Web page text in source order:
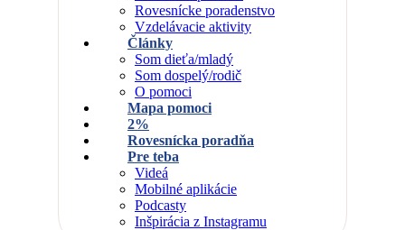
Rovesnícke poradenstvo
Vzdelávacie aktivity
Články
Som dieťa/mladý
Som dospelý/rodič
O pomoci
Mapa pomoci
2%
Rovesnícka poradňa
Pre teba
Videá
Mobilné aplikácie
Podcasty
Inšpirácia z Instagramu